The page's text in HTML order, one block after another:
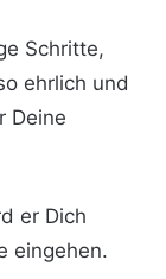
Schritte,
ehrlich und
Deine
er Dich
eingehen.